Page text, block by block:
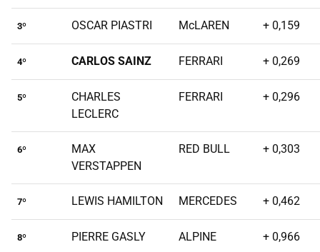
3º OSCAR PIASTRI McLAREN + 0,159
4º CARLOS SAINZ FERRARI + 0,269
5º
CHARLES
LECLERC
FERRARI + 0,296
6º
MAX
VERSTAPPEN
RED BULL + 0,303
7º LEWIS HAMILTON MERCEDES + 0,462
8º PIERRE GASLY ALPINE + 0,966